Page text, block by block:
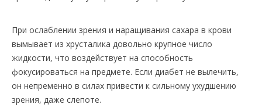
При ослаблении зрения и наращивания сахара в крови
вымывает из хрусталика довольно крупное число
жидкости, что воздействует на способность
фокусироваться на предмете. Если диабет не вылечить,
он непременно в силах привести к сильному ухудшению
зрения, даже слепоте.